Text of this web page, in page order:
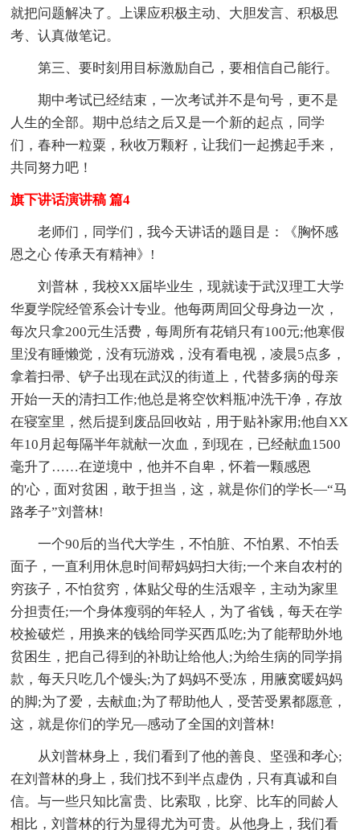
就把问题解决了。上课应积极主动、大胆发言、积极思
考、认真做笔记。
第三、要时刻用目标激励自己，要相信自己能行。
期中考试已经结束，一次考试并不是句号，更不是
人生的全部。期中总结之后又是一个新的起点，同学
们，春种一粒粟，秋收万颗籽，让我们一起携起手来，
共同努力吧！
旗下讲话演讲稿 篇4
老师们，同学们，我今天讲话的题目是：《胸怀感
恩之心 传承天有精神》!
刘普林，我校XX届毕业生，现就读于武汉理工大学
华夏学院经管系会计专业。他每两周回父母身边一次，
每次只拿200元生活费，每周所有花销只有100元;他寒假
里没有睡懒觉，没有玩游戏，没有看电视，凌晨5点多，
拿着扫帚、铲子出现在武汉的街道上，代替多病的母亲
开始一天的清扫工作;他总是将空饮料瓶冲洗干净，存放
在寝室里，然后提到废品回收站，用于贴补家用;他自XX
年10月起每隔半年就献一次血，到现在，已经献血1500
毫升了……在逆境中，他并不自卑，怀着一颗感恩
的'心，面对贫困，敢于担当，这，就是你们的学长—“马
路孝子”刘普林!
一个90后的当代大学生，不怕脏、不怕累、不怕丢
面子，一直利用休息时间帮妈妈扫大街;一个来自农村的
穷孩子，不怕贫穷，体贴父母的生活艰辛，主动为家里
分担责任;一个身体瘦弱的年轻人，为了省钱，每天在学
校捡破烂，用换来的钱给同学买西瓜吃;为了能帮助外地
贫困生，把自己得到的补助让给他人;为给生病的同学捐
款，每天只吃几个馒头;为了妈妈不受冻，用腋窝暖妈妈
的脚;为了爱，去献血;为了帮助他人，受苦受累都愿意，
这，就是你们的学兄—感动了全国的刘普林!
从刘普林身上，我们看到了他的善良、坚强和孝心;
在刘普林的身上，我们找不到半点虚伪，只有真诚和自
信。与一些只知比富贵、比索取，比穿、比车的同龄人
相比，刘普林的行为显得尤为可贵。从他身上，我们看